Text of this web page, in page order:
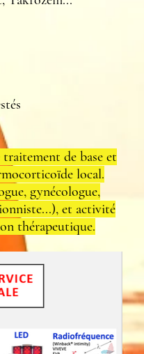
de base et
local.
gynécologue,
et activité
thérapeutique.